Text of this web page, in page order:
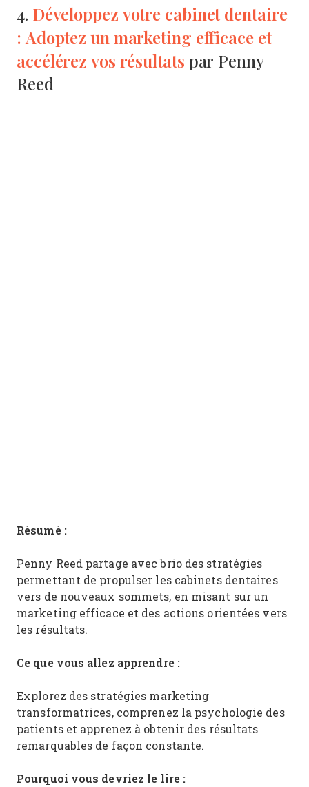
4. Développez votre cabinet dentaire
: Adoptez un marketing efficace et
accélérez vos résultats par Penny
Reed
Résumé :
Penny Reed partage avec brio des stratégies
permettant de propulser les cabinets dentaires
vers de nouveaux sommets, en misant sur un
marketing efficace et des actions orientées vers
les résultats.
Ce que vous allez apprendre :
Explorez des stratégies marketing
transformatrices, comprenez la psychologie des
patients et apprenez à obtenir des résultats
remarquables de façon constante.
Pourquoi vous devriez le lire :